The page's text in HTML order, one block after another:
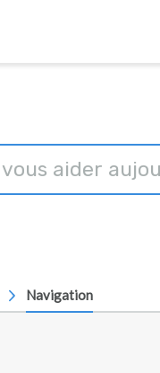
Navigation